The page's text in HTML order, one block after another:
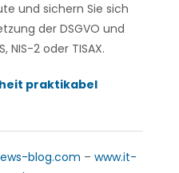
und sichern Sie sich
der DSGVO und
NIS-2 oder TISAX.
praktikabel
blog.com – www.it-